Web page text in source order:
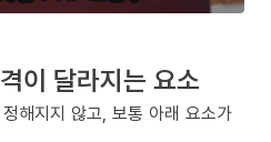
이 달라지는 요소
해지지 않고, 보통 아래 요소가